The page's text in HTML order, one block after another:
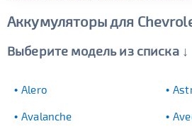
Аккумуляторы для
Выберите модель из списка ↓
Alero
Avalanche